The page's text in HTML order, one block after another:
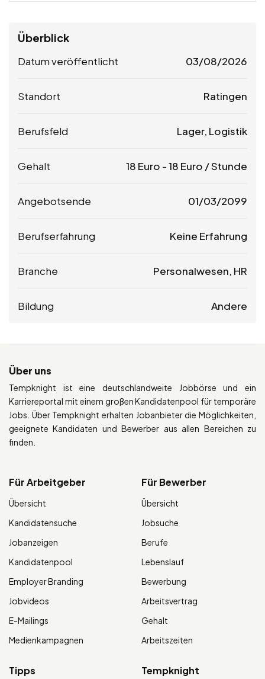
Überblick
Datum veröffentlicht 03/08/2026
Standort Ratingen
Berufsfeld Lager, Logistik
Gehalt 18 Euro -18 Euro / Stunde
Angebotsende 01/03/2099
Berufserfahrung Keine Erfahrung
Branche Personalwesen, HR
Bildung Andere
Über uns
Tempknight ist eine deutschlandweite Jobbörse und ein
Karriereportal mit einem großen Kandidatenpool für temporäre
Jobs. Über Tempknight erhalten Jobanbieter die Möglichkeiten,
geeignete Kandidaten und Bewerber aus allen Bereichen zu
finden.
Für Arbeitgeber
Übersicht
Kandidatensuche
Jobanzeigen
Kandidatenpool
Employer Branding
Jobvideos
E-Mailings
Medienkampagnen
Für Bewerber
Übersicht
Jobsuche
Berufe
Lebenslauf
Bewerbung
Arbeitsvertrag
Gehalt
Arbeitszeiten
Tipps Tempknight